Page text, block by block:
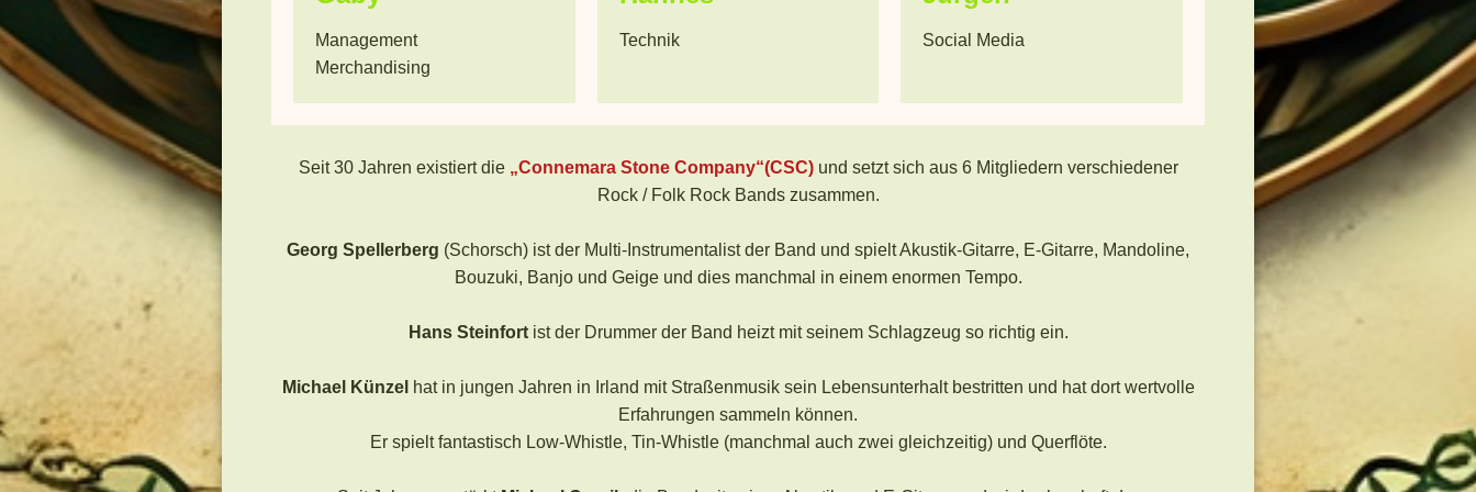
Management
Merchandising
Technik Social Media
Seit 30 Jahren existiert die „Connemara Stone Company“(CSC)und setzt sich aus 6 Mitgliedern verschiedener
Rock / Folk Rock Bands zusammen.
Georg Spellerberg (Schorsch) ist der Multi-Instrumentalist der Band und spielt Akustik-Gitarre, E-Gitarre, Mandoline,
Bouzuki, Banjo und Geige und dies manchmal in einem enormen Tempo.
Hans Steinfortist der Drummer der Band heizt mit seinem Schlagzeug so richtig ein.
Michael Künzel hat in jungen Jahren in Irland mit Straßenmusik sein Lebensunterhalt bestritten und hat dort wertvolle
Erfahrungen sammeln können.
Er spielt fantastisch Low-Whistle, Tin-Whistle (manchmal auch zwei gleichzeitig) und Querflöte.